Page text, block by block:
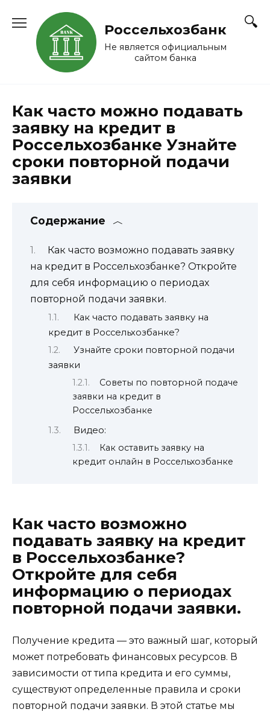
содержанию
Россельхозбанк
Не является официальным
сайтом банка
Как часто можно подавать
заявку на кредит в
Россельхозбанке Узнайте
сроки повторной подачи
заявки
Содержание
Как часто возможно подавать заявку
на кредит в Россельхозбанке? Откройте
для себя информацию о периодах
повторной подачи заявки.
Как часто подавать заявку на
кредит в Россельхозбанке?
Узнайте сроки повторной подачи
заявки
Советы по повторной подаче
заявки на кредит в
Россельхозбанке
Видео:
Как оставить заявку на
кредит онлайн в Россельхозбанке
Как часто возможно
подавать заявку на кредит
в Россельхозбанке?
Откройте для себя
информацию о периодах
повторной подачи заявки.
Получение кредита — это важный шаг, который
может потребовать финансовых ресурсов. В
зависимости от типа кредита и его суммы,
существуют определенные правила и сроки
повторной подачи заявки. В этой статье мы